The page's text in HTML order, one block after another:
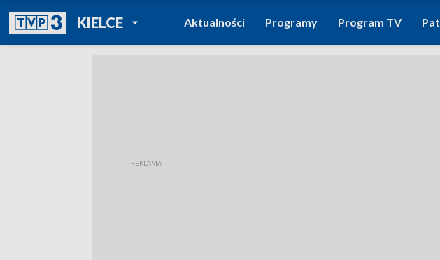
KIELCEPOWRÓT DO
TVP REGIONY
Aktualności Programy Program TV